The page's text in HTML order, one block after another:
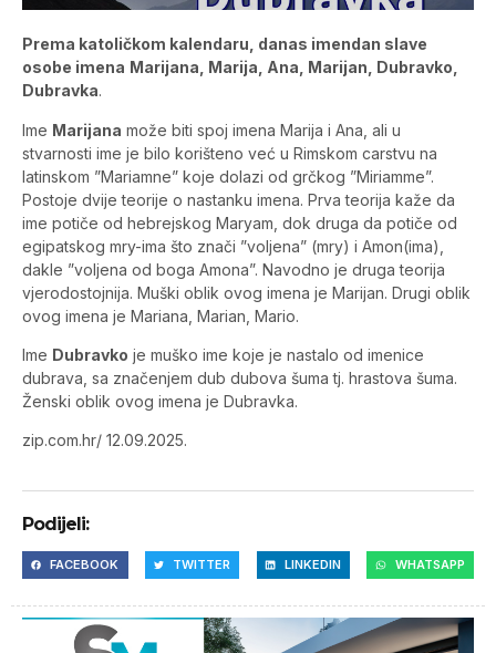
Prema katoličkom kalendaru, danas imendan slave
osobe imena Marijana, Marija, Ana, Marijan, Dubravko,
Dubravka.
Ime Marijana može biti spoj imena Marija i Ana, ali u
stvarnosti ime je bilo korišteno već u Rimskom carstvu na
latinskom ”Mariamne” koje dolazi od grčkog ”Miriamme”.
Postoje dvije teorije o nastanku imena. Prva teorija kaže da
ime potiče od hebrejskog Maryam, dok druga da potiče od
egipatskog mry-ima što znači ”voljena” (mry) i Amon(ima),
dakle ”voljena od boga Amona”. Navodno je druga teorija
vjerodostojnija. Muški oblik ovog imena je Marijan. Drugi oblik
ovog imena je Mariana, Marian, Mario.
Ime Dubravko je muško ime koje je nastalo od imenice
dubrava, sa značenjem dub dubova šuma tj. hrastova šuma.
Ženski oblik ovog imena je Dubravka.
zip.com.hr/ 12.09.2025.
Podijeli:
FACEBOOK TWITTER LINKEDIN WHATSAPP